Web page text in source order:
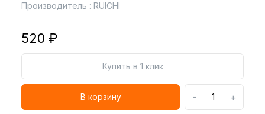
Производитель : RUICHI
520 ₽
Купить в 1 клик
В корзину - +